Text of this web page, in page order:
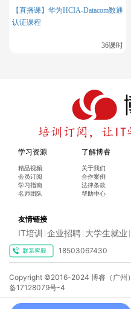
考RHCA是否一定要先通过
【直播课】华为HCIA-Datacom数通
认证课程
36课时
学习资源
精品视频
会员订阅
学习指南
名师团队
了解博睿
关于我们
合作案例
法律条款
帮助中心
友情链接
IT培训 企业招聘 大学生就业
18503067430
Copyright ©2016-2024 博睿（广州
备17128079号-4
博睿谷IT培训订阅，你